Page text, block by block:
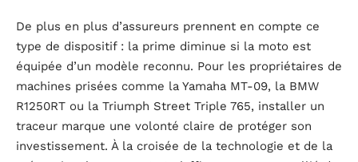
De plus en plus d’assureurs prennent en compte ce
type de dispositif : la prime diminue si la moto est
équipée d’un modèle reconnu. Pour les propriétaires de
machines prisées comme la Yamaha MT-09, la BMW
R1250RT ou la Triumph Street Triple 765, installer un
traceur marque une volonté claire de protéger son
investissement. À la croisée de la technologie et de la